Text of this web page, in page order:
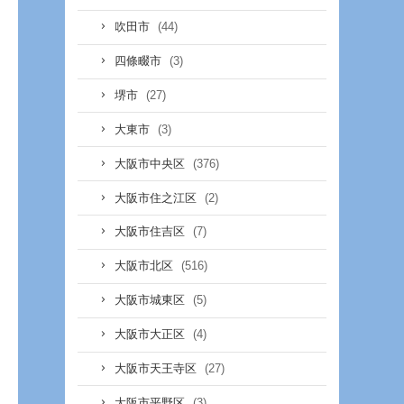
吹田市 (44)
四條畷市 (3)
堺市 (27)
大東市 (3)
大阪市中央区 (376)
大阪市住之江区 (2)
大阪市住吉区 (7)
大阪市北区 (516)
大阪市城東区 (5)
大阪市大正区 (4)
大阪市天王寺区 (27)